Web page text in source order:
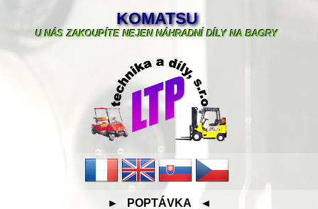
KOMATSU
U NÁS ZAKOUPÍTE NEJEN NÁHRADNÍ DÍLY NA BAGRY
► POPTÁVKA ◄